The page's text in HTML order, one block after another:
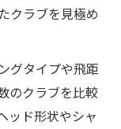
クラブを見極め
グタイプや飛距
のクラブを比較
ッド形状やシャ